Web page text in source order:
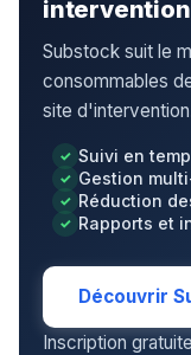
intervention
Substock suit le
consommables
site
Suivi en
Gestion
Réduction
Rapports et
Découvrir
Inscription